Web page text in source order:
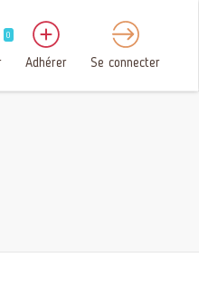
0
Adhérer Se connecter